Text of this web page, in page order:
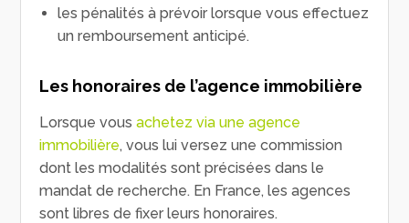
les pénalités à prévoir lorsque vous effectuez
un remboursement anticipé.
Les honoraires de l’agence immobilière
Lorsque vousachetez via une agence
immobilière, vous lui versez une commission
dont les modalités sont précisées dans le
mandat de recherche. En France, les agences
sont libres de fixer leurs honoraires.